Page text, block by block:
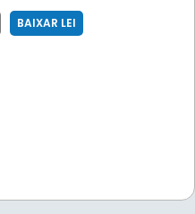
PORTARIA MEC N°
BAIXAR LEI